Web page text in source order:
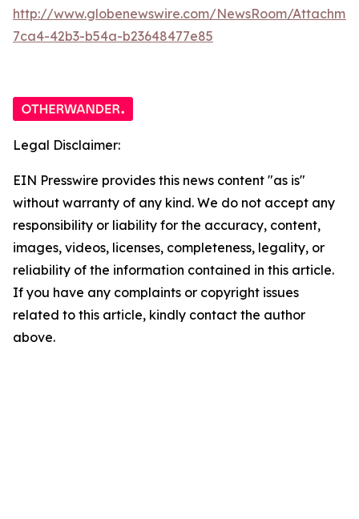
http://www.globenewswire.com/NewsRoom/
7ca4-42b3-b54a-b23648477e85
Legal Disclaimer:
EIN Presswire provides this news content "as is"
without warranty of any kind. We do not accept any
responsibility or liability for the accuracy, content,
images, videos, licenses, completeness, legality, or
reliability of the information contained in this article.
If you have any complaints or copyright issues
related to this article, kindly contact the author
above.